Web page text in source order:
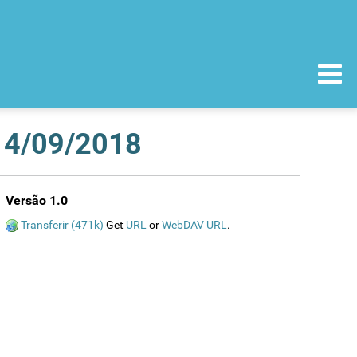
09/2018
Versão 1.0
Transferir (471k) Get URL orWebDAV URL .